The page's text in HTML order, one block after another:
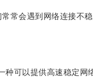
会遇到网络连接不稳
可以提供高速稳定网络